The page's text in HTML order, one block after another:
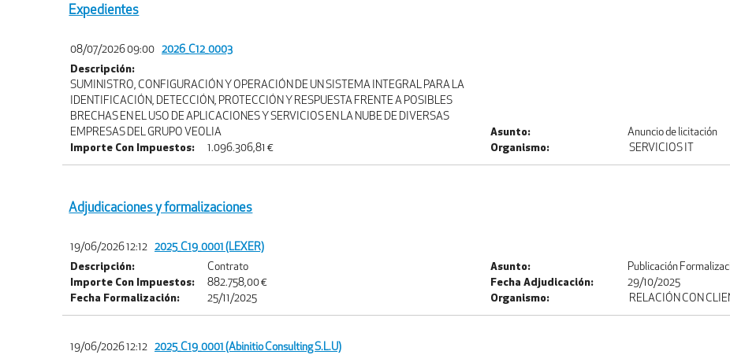
Expedientes
08/07/2026 09:00 2026_C12_0003
Descripción:
SUMINISTRO, CONFIGURACIÓN Y OPERACIÓN DE UN SISTEMA INTEGRAL PARA LA
IDENTIFICACIÓN, DETECCIÓN, PROTECCIÓN Y RESPUESTA FRENTE A POSIBLES
BRECHAS EN EL USO DE APLICACIONES Y SERVICIOS EN LA NUBE DE DIVERSAS
EMPRESAS DEL GRUPO VEOLIA
Asunto:
Anuncio de licitación
Importe Con Impuestos:
1.096.306,81 € Organismo: SERVICIOS IT
Adjudicaciones y formalizaciones
19/06/2026 12:12 2025_C19_0001 (LEXER)
Descripción:
Contrato Asunto:
Publicación
Importe Con Impuestos:
882.758,00 € Fecha Adjudicación:
29/10/2025
Fecha Formalización:
25/11/2025 Organismo: RELACIÓN CON
19/06/2026 12:12 2025_C19_0001 (Abinitio Consulting S.L.U)